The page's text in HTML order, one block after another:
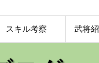
スキル考察 武将